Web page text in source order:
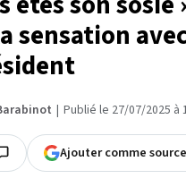
sensation
Publié le 27/07/2025 à
Ajouter comme